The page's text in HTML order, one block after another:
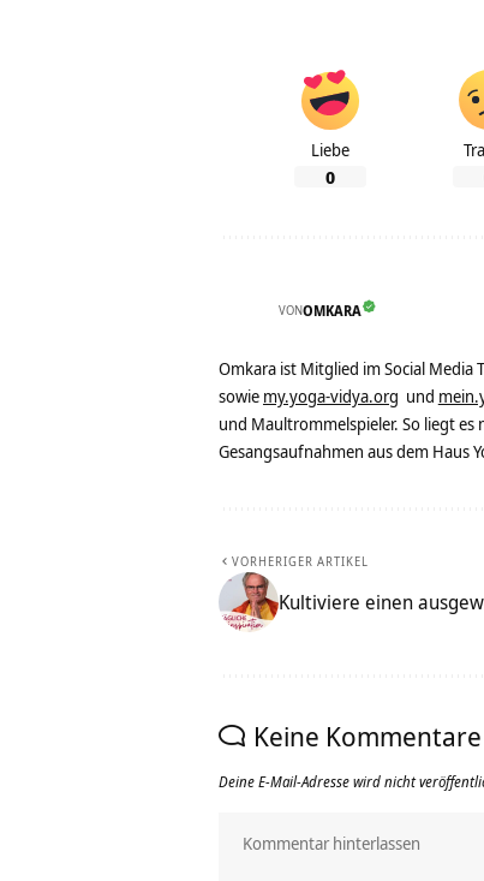
Liebe
0
VONOMKARA
Omkara ist Mitglied im Social Media
sowie my.yoga-vidya.org und
und Maultrommelspieler. So liegt
Gesangsaufnahmen aus dem Haus
VORHERIGER ARTIKEL
Kultiviere einen
Keine Kommentare
Deine E-Mail-Adresse wird nicht